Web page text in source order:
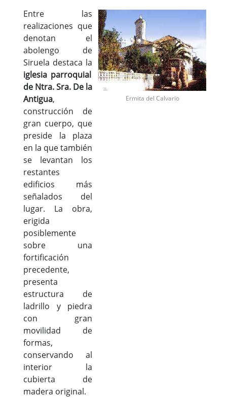
Entre las
realizaciones que
denotan el
abolengo de
Siruela destaca la
iglesia parroquial
de Ntra. Sra. De la
Antigua,
construcción de
gran cuerpo, que
preside la plaza
en la que también
se levantan los
restantes
edificios más
señalados del
lugar. La obra,
erigida
posiblemente
sobre una
fortificación
precedente,
presenta
estructura de
ladrillo y piedra
con gran
movilidad de
formas,
conservando al
interior la
cubierta de
madera original.
Ermita del Calvario